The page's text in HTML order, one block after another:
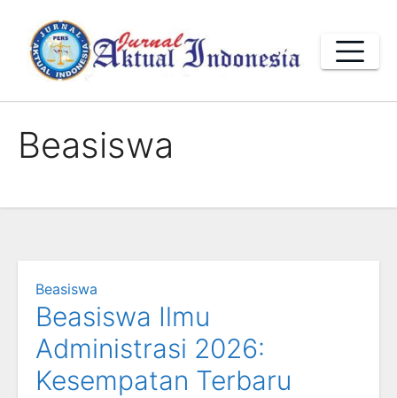
content
Beasiswa
Beasiswa
Beasiswa Ilmu
Administrasi 2026:
Kesempatan Terbaru